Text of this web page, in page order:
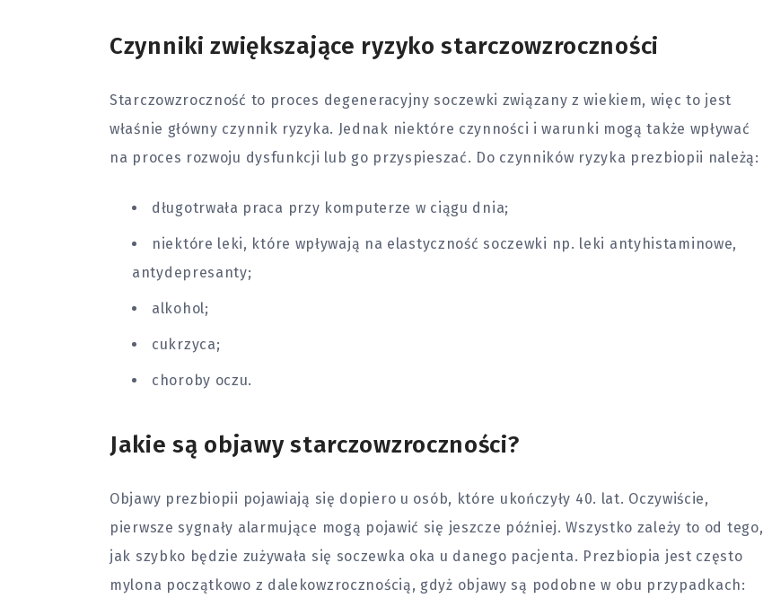
Czynniki zwiększające ryzyko starczowzroczności
Starczowzroczność to proces degeneracyjny soczewki związany z wiekiem, więc to jest
właśnie główny czynnik ryzyka. Jednak niektóre czynności i warunki mogą także wpływać
na proces rozwoju dysfunkcji lub go przyspieszać. Do czynników ryzyka prezbiopii należą:
długotrwała praca przy komputerze w ciągu dnia;
niektóre leki, które wpływają na elastyczność soczewki np. leki antyhistaminowe,
antydepresanty;
alkohol;
cukrzyca;
choroby oczu.
Jakie są objawy starczowzroczności?
Objawy prezbiopii pojawiają się dopiero u osób, które ukończyły 40. lat. Oczywiście,
pierwsze sygnały alarmujące mogą pojawić się jeszcze później. Wszystko zależy to od tego,
jak szybko będzie zużywała się soczewka oka u danego pacjenta. Prezbiopia jest często
mylona początkowo z dalekowzrocznością, gdyż objawy są podobne w obu przypadkach: